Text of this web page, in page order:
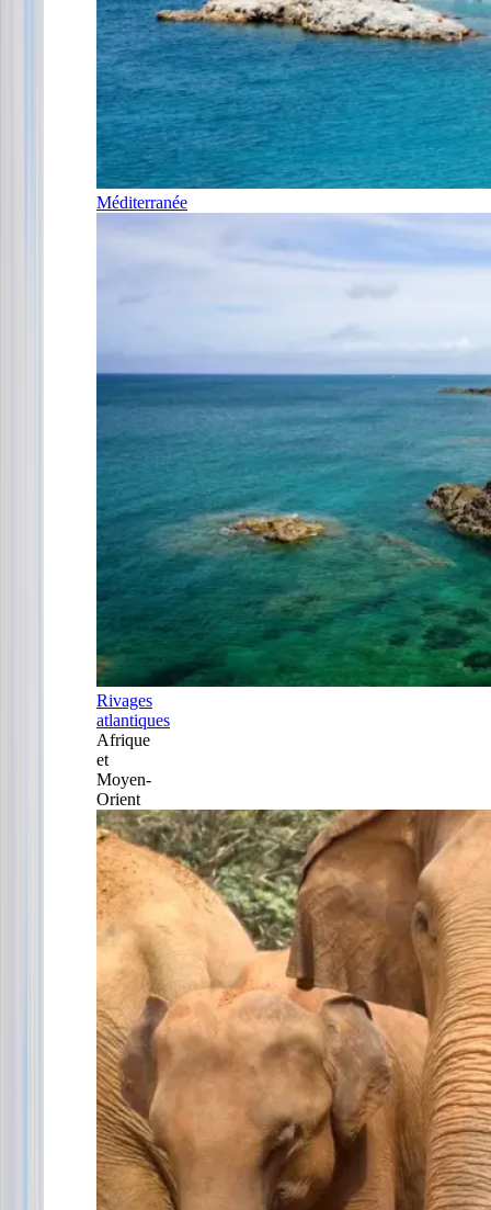
Méditerranée
Rivages
atlantiques
Afrique
et
Moyen-
Orient